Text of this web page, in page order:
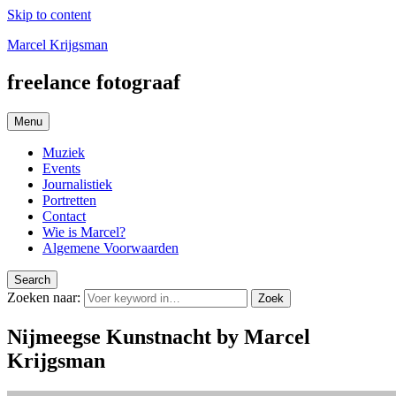
Skip to content
Marcel Krijgsman
freelance fotograaf
Menu
Muziek
Events
Journalistiek
Portretten
Contact
Wie is Marcel?
Algemene Voorwaarden
Search
Zoeken naar: Zoek
Nijmeegse Kunstnacht by Marcel
Krijgsman